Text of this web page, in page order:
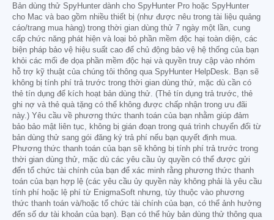
Bản dùng thử SpyHunter dành cho SpyHunter Pro hoặc SpyHunter
cho Mac và bao gồm nhiều thiết bị (như được nêu trong tài liệu quảng
cáo/trang mua hàng) trong thời gian dùng thử 7 ngày một lần, cung
cấp chức năng phát hiện và loại bỏ phần mềm độc hại toàn diện, các
biện pháp bảo vệ hiệu suất cao để chủ động bảo vệ hệ thống của bạn
khỏi các mối đe dọa phần mềm độc hại và quyền truy cập vào nhóm
hỗ trợ kỹ thuật của chúng tôi thông qua SpyHunter HelpDesk. Bạn sẽ
không bị tính phí trả trước trong thời gian dùng thử, mặc dù cần có
thẻ tín dụng để kích hoạt bản dùng thử. (Thẻ tín dụng trả trước, thẻ
ghi nợ và thẻ quà tặng có thể không được chấp nhận trong ưu đãi
này.) Yêu cầu về phương thức thanh toán của bạn nhằm giúp đảm
bảo bảo mật liên tục, không bị gián đoạn trong quá trình chuyển đổi từ
bản dùng thử sang gói đăng ký trả phí nếu bạn quyết định mua.
Phương thức thanh toán của bạn sẽ không bị tính phí trả trước trong
thời gian dùng thử, mặc dù các yêu cầu ủy quyền có thể được gửi
đến tổ chức tài chính của bạn để xác minh rằng phương thức thanh
toán của bạn hợp lệ (các yêu cầu ủy quyền này không phải là yêu cầu
tính phí hoặc lệ phí từ EnigmaSoft nhưng, tùy thuộc vào phương
thức thanh toán và/hoặc tổ chức tài chính của bạn, có thể ảnh hưởng
đến số dư tài khoản của bạn). Bạn có thể hủy bản dùng thử thông qua